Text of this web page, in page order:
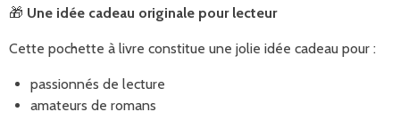
🎁 Une idée cadeau originale pour lecteur
Cette pochette à livre constitue une jolie idée cadeau pour :
passionnés de lecture
amateurs de romans